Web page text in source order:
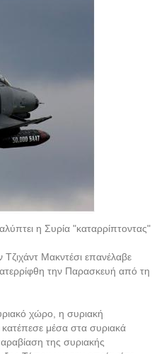
η Συρία "καταρρίπτοντας"
Μακντέσι επανέλαβε
την Παρασκευή από τη
χώρο, η συριακή
μέσα στα συριακά
της συριακής